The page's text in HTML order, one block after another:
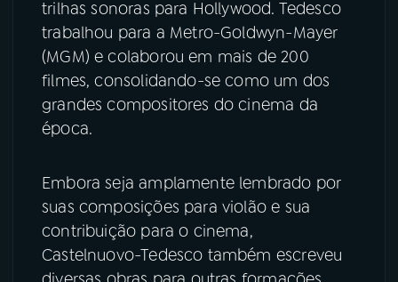
trilhas sonoras para Hollywood. Tedesco
trabalhou para a Metro-Goldwyn-Mayer
(MGM) e colaborou em mais de 200
filmes, consolidando-se como um dos
grandes compositores do cinema da
época.
Embora seja amplamente lembrado por
suas composições para violão e sua
contribuição para o cinema,
Castelnuovo-Tedesco também escreveu